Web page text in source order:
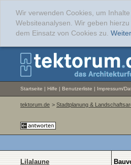
Wir verwenden Cookies, um
Websiteanalysen. Wir geben
dem Einsatz von Cookies zu.
Startseite | Hilfe | Benutzerliste | Impressum/
tektorum.de > Stadtplanung &
Lilalaune